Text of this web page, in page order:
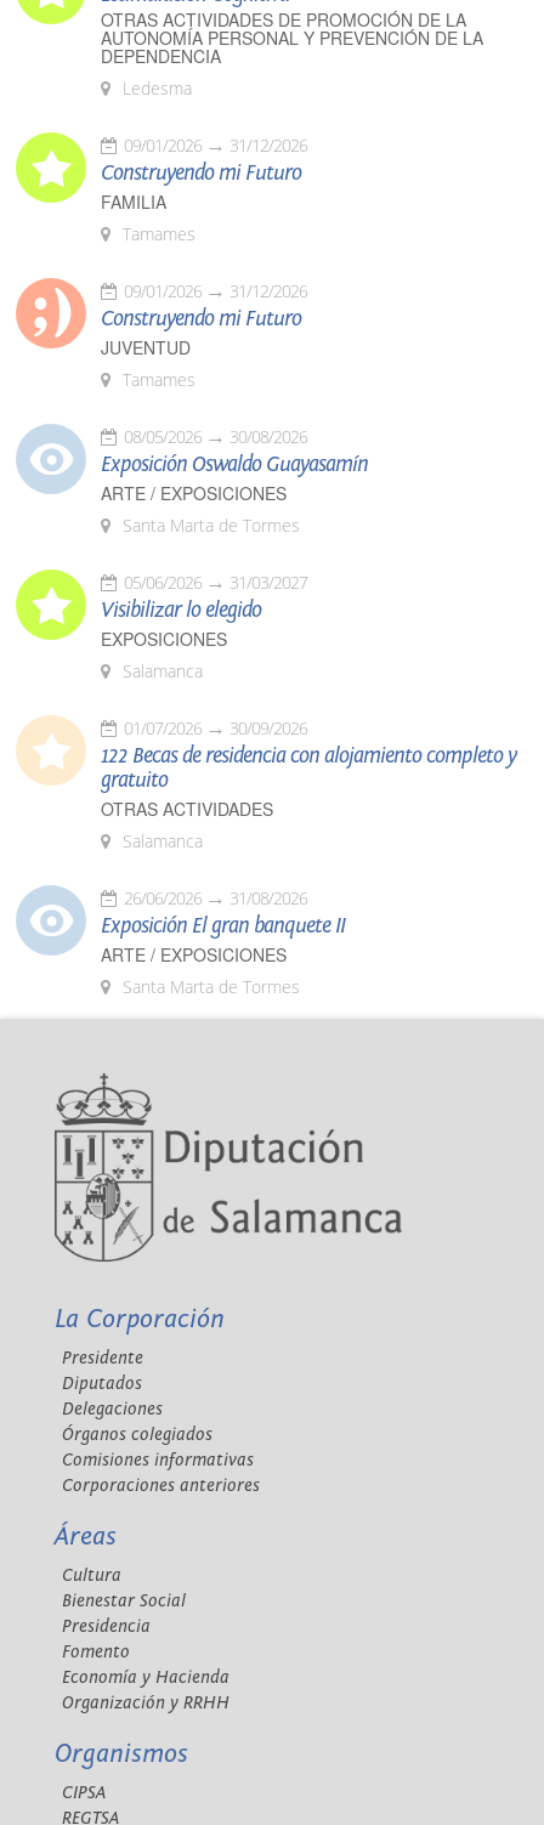
OTRAS ACTIVIDADES DE PROMOCIÓN DE LA
AUTONOMÍA PERSONAL Y PREVENCIÓN DE LA
DEPENDENCIA
Ledesma
09/01/2026 31/12/2026
Construyendo mi Futuro
FAMILIA
Tamames
09/01/2026 31/12/2026
Construyendo mi Futuro
JUVENTUD
Tamames
08/05/2026 30/08/2026
Exposición Oswaldo Guayasamín
ARTE / EXPOSICIONES
Santa Marta de Tormes
05/06/2026 31/03/2027
Visibilizar lo elegido
EXPOSICIONES
Salamanca
01/07/2026 30/09/2026
122 Becas de residencia con alojamiento completo y
gratuito
OTRAS ACTIVIDADES
Salamanca
26/06/2026 31/08/2026
Exposición El gran banquete II
ARTE / EXPOSICIONES
Santa Marta de Tormes
La Corporación
Presidente
Diputados
Delegaciones
Órganos colegiados
Comisiones informativas
Corporaciones anteriores
Áreas
Cultura
Bienestar Social
Presidencia
Fomento
Economía y Hacienda
Organización y RRHH
Organismos
CIPSA
REGTSA